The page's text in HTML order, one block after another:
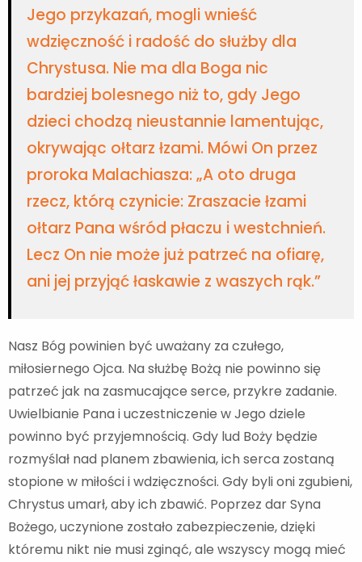
Jego przykazań, mogli wnieść
wdzięczność i radość do służby dla
Chrystusa. Nie ma dla Boga nic
bardziej bolesnego niż to, gdy Jego
dzieci chodzą nieustannie lamentując,
okrywając ołtarz łzami. Mówi On przez
proroka Malachiasza: „A oto druga
rzecz, którą czynicie: Zraszacie łzami
ołtarz Pana wśród płaczu i westchnień.
Lecz On nie może już patrzeć na ofiarę,
ani jej przyjąć łaskawie z waszych rąk.”
Nasz Bóg powinien być uważany za czułego,
miłosiernego Ojca. Na służbę Bożą nie powinno się
patrzeć jak na zasmucające serce, przykre zadanie.
Uwielbianie Pana i uczestniczenie w Jego dziele
powinno być przyjemnością. Gdy lud Boży będzie
rozmyślał nad planem zbawienia, ich serca zostaną
stopione w miłości i wdzięczności. Gdy byli oni zgubieni,
Chrystus umarł, aby ich zbawić. Poprzez dar Syna
Bożego, uczynione zostało zabezpieczenie, dzięki
któremu nikt nie musi zginąć, ale wszyscy mogą mieć